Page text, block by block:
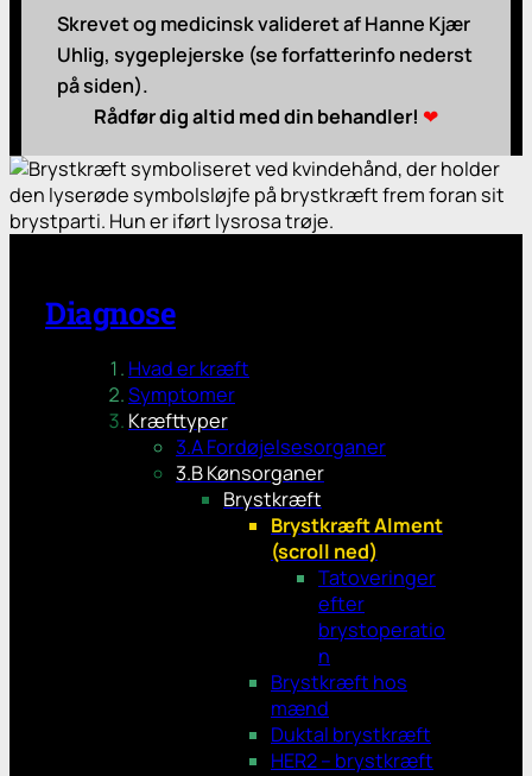
Skrevet og medicinsk valideret af Hanne Kjær
Uhlig, sygeplejerske (se forfatterinfo nederst
på siden).
Rådfør dig altid med din behandler! ❤
Diagnose
Hvad er kræft
Symptomer
Kræfttyper
3.A Fordøjelsesorganer
3.B Kønsorganer
Brystkræft
Brystkræft Alment
(scroll ned)
Tatoveringer
efter
brystoperatio
n
Brystkræft hos
mænd
Duktal brystkræft
HER2 – brystkræft